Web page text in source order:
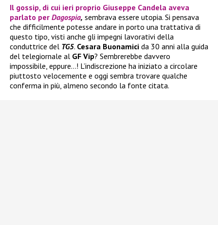
Il gossip, di cui ieri proprio Giuseppe Candela aveva
parlato per Dagospia, sembrava essere utopia. Si pensava
che difficilmente potesse andare in porto una trattativa di
questo tipo, visti anche gli impegni lavorativi della
conduttrice del TG5. Cesara Buonamici da 30 anni alla guida
del telegiornale al GF Vip? Sembrerebbe davvero
impossibile, eppure…! L’indiscrezione ha iniziato a circolare
piuttosto velocemente e oggi sembra trovare qualche
conferma in più, almeno secondo la fonte citata.